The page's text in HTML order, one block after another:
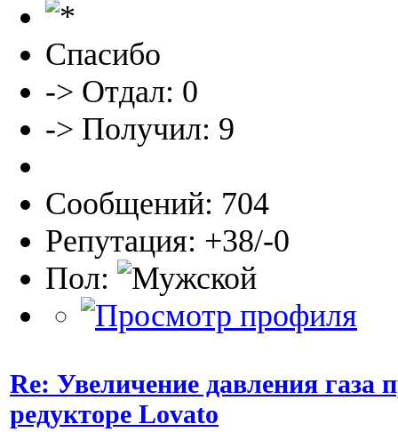
Спасибо
-> Отдал: 0
-> Получил: 9
Сообщений: 704
Репутация: +38/-0
Пол:
Re: Увеличение давления газа
редукторе Lovato